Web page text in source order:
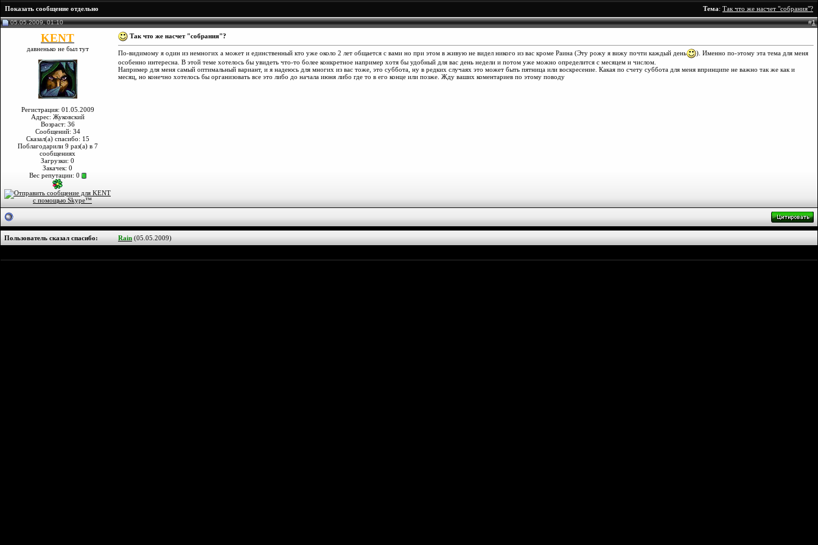
Тема: Так что же насчет "собрания"?
Показать сообщение отдельно
05.05.2009, 01:10 #1
KENT
давненько не был тут
Регистрация: 01.05.2009
Адрес: Жуковский
Возраст: 36
Сообщений: 34
Сказал(а) спасибо: 15
Поблагодарили 9 раз(а) в 7
сообщениях
Загрузки: 0
Закачек: 0
Вес репутации: 0
Так что же насчет "собрания"?
По-видимому я один из немногих а может и единственный кто уже около 2 лет общается с вами но при этом в живую не видел никого из вас кроме Раина (Эту рожу я вижу почти каждый день
). Именно по-этому эта тема для меня
особенно интересна. В этой теме хотелось бы увидеть что-то более конкретное например хотя бы удобный для вас день недели и потом уже можно определится с месяцем и числом.
Например для меня самый оптимальный вариант, и я надеюсь для многих из вас тоже, это суббота, ну в редких случаях это может быть пятница или воскресение. Какая по счету суббота для меня впринципе не важно так же как и
месяц, но конечно хотелось бы организовать все это либо до начала июня либо где то в его конце или позже. Жду ваших коментариев по этому поводу
Пользователь сказал cпасибо: Rain (05.05.2009)